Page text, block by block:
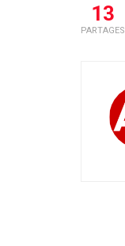
13
PARTAGES